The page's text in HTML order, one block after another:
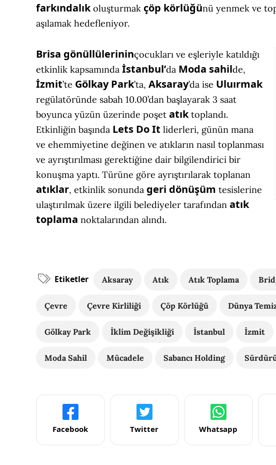
farkındalık oluşturmak çöp körlüğünü yenmek ve
aşılamak hedefleniyor.
Brisa gönüllülerininçocukları ve eşleriyle katıldığı
etkinlik kapsamında İstanbul’da Moda sahilde,
İzmit’te Gölkay Park’ta, Aksaray’da ise Uluırmak
regülatöründe sabah 10.00’dan başlayarak 3 saat
boyunca yüzün üzerinde poşet atık toplandı.
Etkinliğin başında Lets Do It liderleri, günün mana
ve ehemmiyetine değinen ve atıkların nasıl toplanması
ve ayrıştırılması gerektiğine dair bilgilendirici bir
konuşma yaptı. Türüne göre ayrıştırılarak toplanan
atıklar, etkinlik sonunda geri dönüşüm tesislerine
ulaştırılmak üzere ilgili belediyeler tarafından atık
toplama noktalarından alındı.
Etiketler Aksaray Atık Atık Toplama
Çevre Çevre Kirliliği Çöp Körlüğü Dünya
Gölkay Park İklim Değişikliği İstanbul İzmit
Moda Sahil Mücadele Sabancı Holding
Facebook Twitter Whatsapp